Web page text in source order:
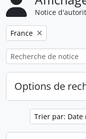
Notice
Remove filter:
France
Options de
Trier par: Date